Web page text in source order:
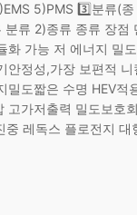
5)PMS 3️⃣분류(종
분류 2)종류 종류 장점
화 가능 저 에너지 밀도
안정성,가장 보편적 니
밀도짧은 수명 HEV적
고가저출력 밀도보호회
중 레독스 플로전지 대